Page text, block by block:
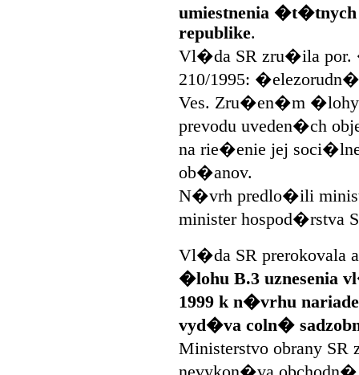
umiestnenia �t�tnych
republike.
Vl�da SR zru�ila por.
210/1995:
Ves. Zru�en�m
prevodu uveden�ch
na rie�enie jej
ob�anov.
N�vrh predlo�ili
minister hospod�rstva
Vl�da SR prerokovala
�lohu B.3 uznesenia
1999 k n�vrhu
vyd�va coln�
Ministerstvo obrany